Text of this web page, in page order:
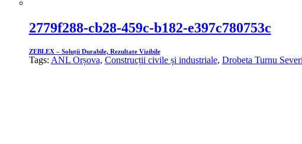
2779f288-cb28-459c-b182-e397c780753c
ZEBLEX – Soluții Durabile, Rezultate Vizibile
Tags: ANL Orșova, Construcții civile și industriale, Drobeta Turnu